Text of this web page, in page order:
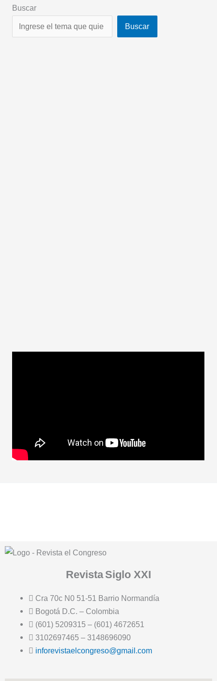
Buscar
Buscar
Revista Siglo XXI
Cra 70c N0 51-51 Barrio Normandía
Bogotá D.C. – Colombia
(601) 5209315 – (601) 4672651
3102697465 – 3148696090
inforevistaelcongreso@gmail.com